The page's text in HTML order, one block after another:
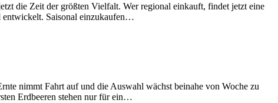
die Zeit der größten Vielfalt. Wer regional einkauft, findet jetzt eine
entwickelt. Saisonal einzukaufen…
nimmt Fahrt auf und die Auswahl wächst beinahe von Woche zu
Erdbeeren stehen nur für ein…